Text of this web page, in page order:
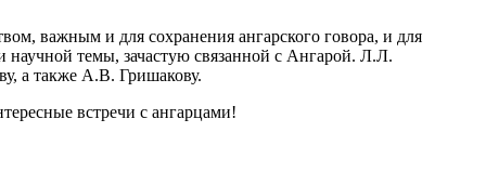
важным и для сохранения ангарского говора, и для
научной темы, зачастую связанной с Ангарой. Л.Л.
а также А.В. Гришакову.
встречи с ангарцами!